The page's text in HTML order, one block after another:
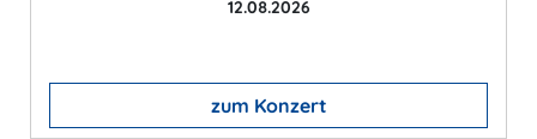
12.08.2026
zum Konzert